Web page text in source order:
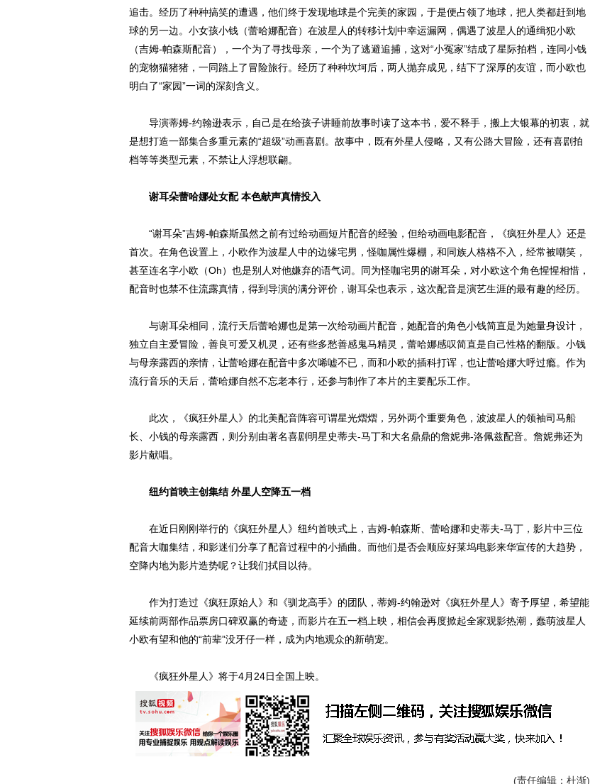
追击。经历了种种搞笑的遭遇，他们终于发现地球是个完美的家园，于是便占领了地球，把人类都赶到地
球的另一边。小女孩小钱（蕾哈娜配音）在波星人的转移计划中幸运漏网，偶遇了波星人的通缉犯小欧
（吉姆-帕森斯配音），一个为了寻找母亲，一个为了逃避追捕，这对“小冤家”结成了星际拍档，连同小钱
的宠物猫猪猪，一同踏上了冒险旅行。经历了种种坎坷后，两人抛弃成见，结下了深厚的友谊，而小欧也
明白了“家园”一词的深刻含义。
导演蒂姆-约翰逊表示，自己是在给孩子讲睡前故事时读了这本书，爱不释手，搬上大银幕的初衷，就
是想打造一部集合多重元素的“超级”动画喜剧。故事中，既有外星人侵略，又有公路大冒险，还有喜剧拍
档等等类型元素，不禁让人浮想联翩。
谢耳朵蕾哈娜处女配 本色献声真情投入
“谢耳朵”吉姆-帕森斯虽然之前有过给动画短片配音的经验，但给动画电影配音，《疯狂外星人》还是
首次。在角色设置上，小欧作为波星人中的边缘宅男，怪咖属性爆棚，和同族人格格不入，经常被嘲笑，
甚至连名字小欧（Oh）也是别人对他嫌弃的语气词。同为怪咖宅男的谢耳朵，对小欧这个角色惺惺相惜，
配音时也禁不住流露真情，得到导演的满分评价，谢耳朵也表示，这次配音是演艺生涯的最有趣的经历。
与谢耳朵相同，流行天后蕾哈娜也是第一次给动画片配音，她配音的角色小钱简直是为她量身设计，
独立自主爱冒险，善良可爱又机灵，还有些多愁善感鬼马精灵，蕾哈娜感叹简直是自己性格的翻版。小钱
与母亲露西的亲情，让蕾哈娜在配音中多次唏嘘不已，而和小欧的插科打诨，也让蕾哈娜大呼过瘾。作为
流行音乐的天后，蕾哈娜自然不忘老本行，还参与制作了本片的主要配乐工作。
此次，《疯狂外星人》的北美配音阵容可谓星光熠熠，另外两个重要角色，波波星人的领袖司马船
长、小钱的母亲露西，则分别由著名喜剧明星史蒂夫-马丁和大名鼎鼎的詹妮弗-洛佩兹配音。詹妮弗还为
影片献唱。
纽约首映主创集结 外星人空降五一档
在近日刚刚举行的《疯狂外星人》纽约首映式上，吉姆-帕森斯、蕾哈娜和史蒂夫-马丁，影片中三位
配音大咖集结，和影迷们分享了配音过程中的小插曲。而他们是否会顺应好莱坞电影来华宣传的大趋势，
空降内地为影片造势呢？让我们拭目以待。
作为打造过《疯狂原始人》和《驯龙高手》的团队，蒂姆-约翰逊对《疯狂外星人》寄予厚望，希望能
延续前两部作品票房口碑双赢的奇迹，而影片在五一档上映，相信会再度掀起全家观影热潮，蠢萌波星人
小欧有望和他的“前辈”没牙仔一样，成为内地观众的新萌宠。
《疯狂外星人》将于4月24日全国上映。
(责任编辑：杜渐)